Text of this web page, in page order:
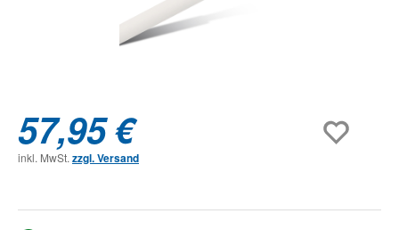
57,95 €
inkl. MwSt. zzgl. Versand